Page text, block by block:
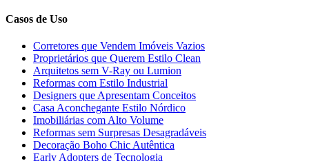
Casos de Uso
Corretores que Vendem Imóveis Vazios
Proprietários que Querem Estilo Clean
Arquitetos sem V-Ray ou Lumion
Reformas com Estilo Industrial
Designers que Apresentam Conceitos
Casa Aconchegante Estilo Nórdico
Imobiliárias com Alto Volume
Reformas sem Surpresas Desagradáveis
Decoração Boho Chic Autêntica
Early Adopters de Tecnologia